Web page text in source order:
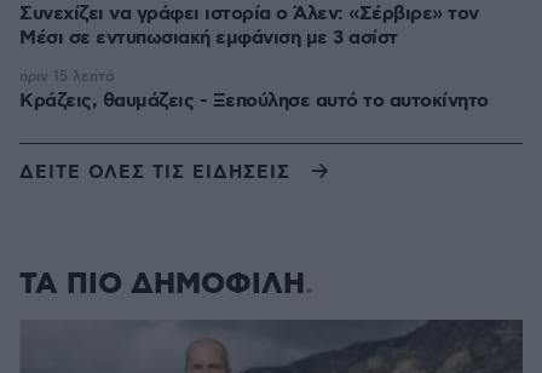
Συνεχίζει να γράφει ιστορία ο Άλεν: «Σέρβιρε» τον
Μέσι σε εντυπωσιακή εμφάνιση με 3 ασίστ
Κράζεις, θαυμάζεις - Ξεπούλησε αυτό το αυτοκίνητο
πριν 15 λεπτά
ΔΕΙΤΕ ΟΛΕΣ ΤΙΣ ΕΙΔΗΣΕΙΣ
ΤΑ ΠΙΟ ΔΗΜΟΦΙΛΗ